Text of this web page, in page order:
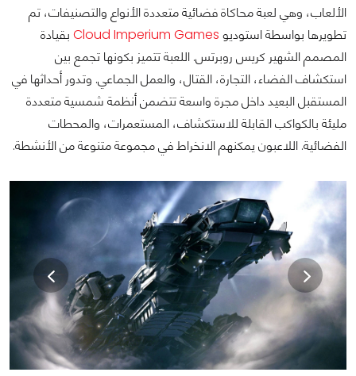
الألعاب، وهي لعبة محاكاة فضائية متعددة الأنواع والتصنيفات، تم
تطويرها بواسطة استوديو
بقيادة
المصمم الشهير كريس روبرتس. اللعبة تتميز بكونها تجمع بين
استكشاف الفضاء، التجارة، القتال، والعمل الجماعي. وتدور أحداثها في
المستقبل البعيد داخل مجرة واسعة تتضمن أنظمة شمسية متعددة
مليئة بالكواكب القابلة للاستكشاف، المستعمرات، والمحطات
الفضائية. اللاعبون يمكنهم الانخراط في مجموعة متنوعة من الأنشطة.